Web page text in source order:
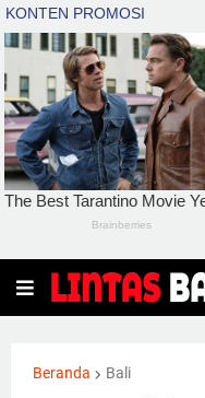
Beranda Bali